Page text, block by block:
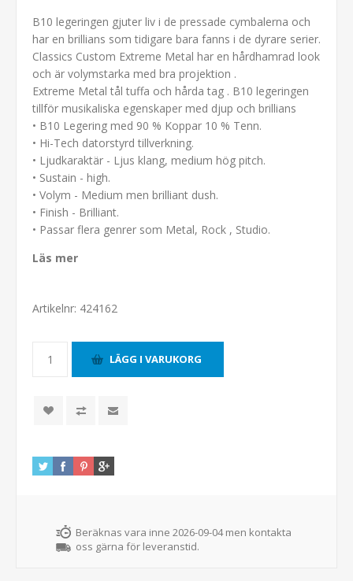
B10 legeringen gjuter liv i de pressade cymbalerna och
har en brillians som tidigare bara fanns i de dyrare serier.
Classics Custom Extreme Metal har en hårdhamrad look
och är volymstarka med bra projektion .
Extreme Metal tål tuffa och hårda tag . B10 legeringen
tillför musikaliska egenskaper med djup och brillians
• B10 Legering med 90 % Koppar 10 % Tenn.
• Hi-Tech datorstyrd tillverkning.
• Ljudkaraktär - Ljus klang, medium hög pitch.
• Sustain - high.
• Volym - Medium men brilliant dush.
• Finish - Brilliant.
• Passar flera genrer som Metal, Rock , Studio.
Läs mer
Artikelnr: 424162
Beräknas vara inne 2026-09-04 men kontakta
oss gärna för leveranstid.